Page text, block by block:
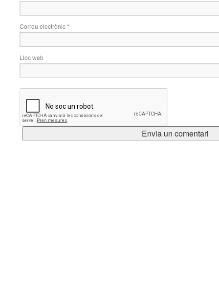
Correu electrònic*
Lloc web